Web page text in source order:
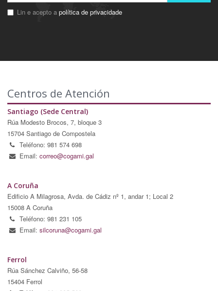
Lin e acepto a política de privacidade
Centros de Atención
Santiago (Sede Central)
Rúa Modesto Brocos, 7, bloque 3
15704 Santiago de Compostela
Teléfono: 981 574 698
Email: correo@cogami.gal
A Coruña
Edificio A Milagrosa, Avda. de Cádiz nº 1, andar 1; Local 2
15008 A Coruña
Teléfono: 981 231 105
Email: silcoruna@cogami.gal
Ferrol
Rúa Sánchez Calviño, 56-58
15404 Ferrol